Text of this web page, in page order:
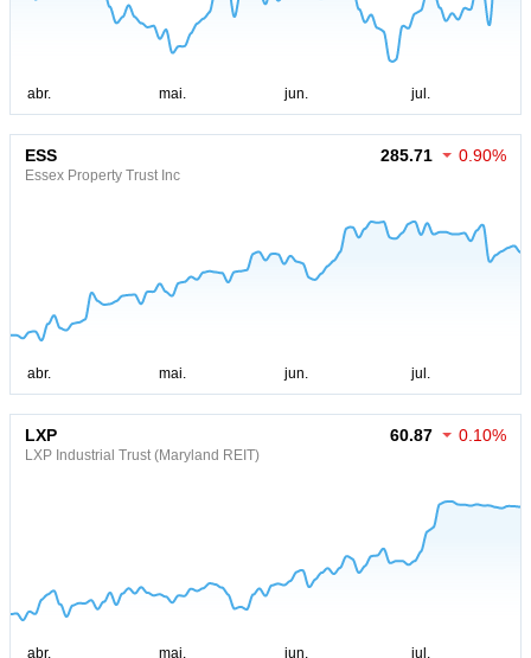
ESS
Essex Property Trust Inc
285.71 0.90%
LXP
LXP Industrial Trust (Maryland REIT)
60.87 0.10%